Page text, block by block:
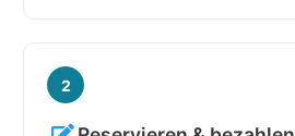
2